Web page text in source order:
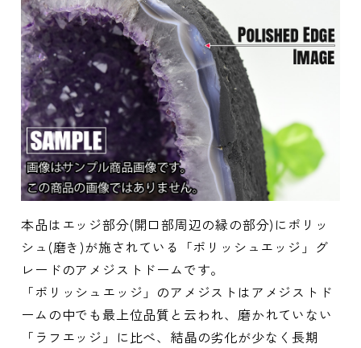
本品はエッジ部分(開口部周辺の縁の部分)にポリッ
シュ(磨き)が施されている「ポリッシュエッジ」グ
レードのアメジストドームです。
「ポリッシュエッジ」のアメジストはアメジストド
ームの中でも最上位品質と云われ、磨かれていない
「ラフエッジ」に比べ、結晶の劣化が少なく長期